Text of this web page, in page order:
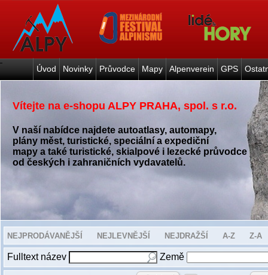
Úvod Novinky Průvodce Mapy Alpenverein GPS
Vítejte na e-shopu ALPY PRAHA, spol. s r.o.
V naší nabídce najdete autoatlasy, automapy,
plány měst, turistické, speciální a expediční
mapy a také turistické, skialpové i lezecké průvodce
od českých i zahraničních vydavatelů.
NEJPRODÁVANĚJŠÍ NEJLEVNĚJŠÍ NEJDRAŽŠÍ A-Z Z-A
Fulltext název Země